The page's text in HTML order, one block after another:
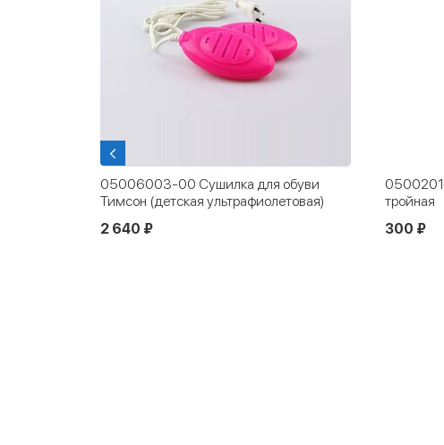
05006003-00 Сушилка для обуви
Тимсон (детская ультрафиолетовая)
2 640 ₽
тройная
300 ₽